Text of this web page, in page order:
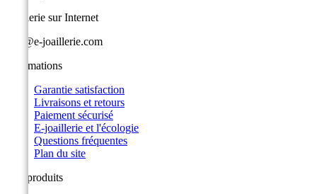
Joaillerie sur Internet
info@e-joaillerie.com
Informations
Garantie satisfaction
Livraisons et retours
Paiement sécurisé
E-joaillerie et l'écologie
Questions fréquentes
Plan du site
Nos produits